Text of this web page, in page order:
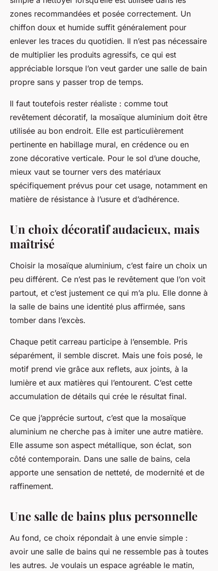
zones recommandées et posée correctement. Un
chiffon doux et humide suffit généralement pour
enlever les traces du quotidien. Il n’est pas nécessaire
de multiplier les produits agressifs, ce qui est
appréciable lorsque l’on veut garder une salle de bain
propre sans y passer trop de temps.
Il faut toutefois rester réaliste : comme tout
revêtement décoratif, la mosaïque aluminium doit être
utilisée au bon endroit. Elle est particulièrement
pertinente en habillage mural, en crédence ou en
zone décorative verticale. Pour le sol d’une douche,
mieux vaut se tourner vers des matériaux
spécifiquement prévus pour cet usage, notamment en
matière de résistance à l’usure et d’adhérence.
Un choix décoratif audacieux, mais
maîtrisé
Choisir la mosaïque aluminium, c’est faire un choix un
peu différent. Ce n’est pas le revêtement que l’on voit
partout, et c’est justement ce qui m’a plu. Elle donne à
la salle de bains une identité plus affirmée, sans
tomber dans l’excès.
Chaque petit carreau participe à l’ensemble. Pris
séparément, il semble discret. Mais une fois posé, le
motif prend vie grâce aux reflets, aux joints, à la
lumière et aux matières qui l’entourent. C’est cette
accumulation de détails qui crée le résultat final.
Ce que j’apprécie surtout, c’est que la mosaïque
aluminium ne cherche pas à imiter une autre matière.
Elle assume son aspect métallique, son éclat, son
côté contemporain. Dans une salle de bains, cela
apporte une sensation de netteté, de modernité et de
raffinement.
Une salle de bains plus personnelle
Au fond, ce choix répondait à une envie simple :
avoir une salle de bains qui ne ressemble pas à toutes
les autres. Je voulais un espace agréable le matin,